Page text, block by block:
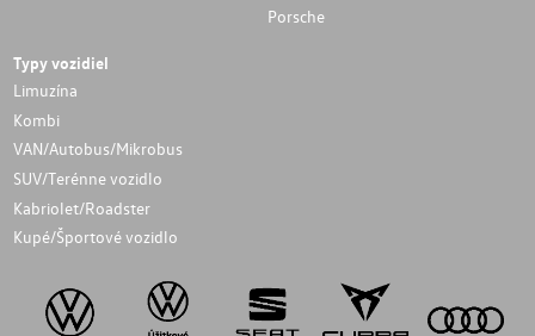
Porsche
Typy vozidiel
Limuzína
Kombi
VAN/Autobus/Mikrobus
SUV/Terénne vozidlo
Kabriolet/Roadster
Kupé/Športové vozidlo